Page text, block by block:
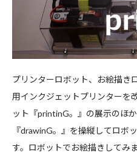
プリンターロボット、お絵描き
用インクジェットプリンターを
ット『printinG。』の展示のほ
『drawinG。』を操縦してロボ
す。ロボットでお絵描きしてみ